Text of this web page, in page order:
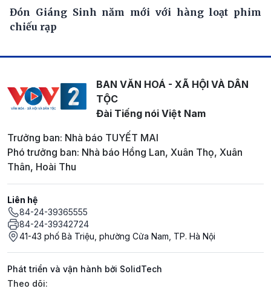
Đón Giáng Sinh năm mới với hàng loạt phim
chiếu rạp
BAN VĂN HOÁ - XÃ HỘI VÀ DÂN
TỘC
Đài Tiếng nói Việt Nam
Trưởng ban: Nhà báo TUYẾT MAI
Phó trưởng ban: Nhà báo Hồng Lan, Xuân Thọ, Xuân
Thân, Hoài Thu
Liên hệ
84-24-39365555
84-24-39342724
41-43 phố Bà Triệu, phường Cửa Nam, TP. Hà Nội
Phát triển và vận hành bởi SolidTech
Mạng xã hội
Theo dõi: